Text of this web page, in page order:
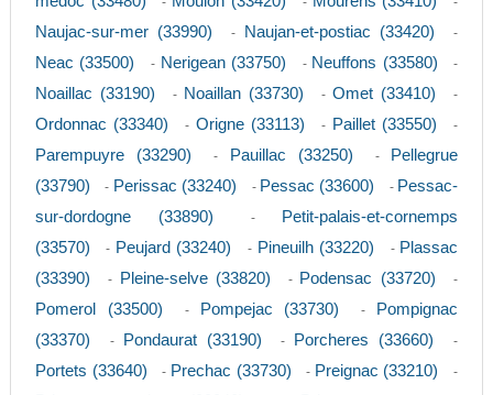
Naujac-sur-mer (33990) - Naujan-et-postiac (33420) -
Neac (33500) - Nerigean (33750) - Neuffons (33580) -
Noaillac (33190) - Noaillan (33730) -Omet (33410) -
Ordonnac (33340) - Origne (33113) - Paillet (33550) -
Parempuyre (33290) - Pauillac (33250) -
Pellegrue
(33790)
- Perissac (33240) - Pessac (33600) - Pessac-
sur-dordogne (33890)
-
Petit-palais-et-cornemps
(33570)
- Peujard (33240) - Pineuilh (33220) - Plassac
(33390)
- Pleine-selve (33820) - Podensac (33720) -
Pomerol (33500) - Pompejac (33730) -
Pompignac
(33370)
- Pondaurat (33190) - Porcheres (33660) -
Portets (33640) - Prechac (33730) - Preignac (33210) -